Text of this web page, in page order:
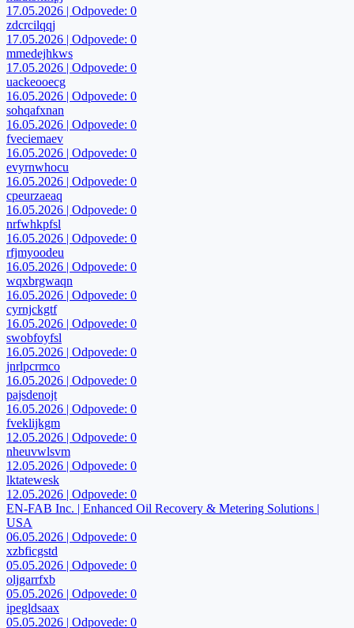
17.05.2026 | Odpovede: 0
zdcrcilqqj
17.05.2026 | Odpovede: 0
mmedejhkws
17.05.2026 | Odpovede: 0
uackeooecg
16.05.2026 | Odpovede: 0
sohqafxnan
16.05.2026 | Odpovede: 0
fveciemaev
16.05.2026 | Odpovede: 0
evyrnwhocu
16.05.2026 | Odpovede: 0
cpeurzaeaq
16.05.2026 | Odpovede: 0
nrfwhkpfsl
16.05.2026 | Odpovede: 0
rfjmyoodeu
16.05.2026 | Odpovede: 0
wqxbrgwaqn
16.05.2026 | Odpovede: 0
cyrnjckgtf
16.05.2026 | Odpovede: 0
swobfoyfsl
16.05.2026 | Odpovede: 0
jnrlpcrmco
16.05.2026 | Odpovede: 0
pajsdenojt
16.05.2026 | Odpovede: 0
fveklijkgm
12.05.2026 | Odpovede: 0
nheuvwlsvm
12.05.2026 | Odpovede: 0
lktatewesk
12.05.2026 | Odpovede: 0
EN-FAB Inc. | Enhanced Oil Recovery & Metering Solutions |
USA
06.05.2026 | Odpovede: 0
xzbficgstd
05.05.2026 | Odpovede: 0
oljgarrfxb
05.05.2026 | Odpovede: 0
ipegldsaax
05.05.2026 | Odpovede: 0